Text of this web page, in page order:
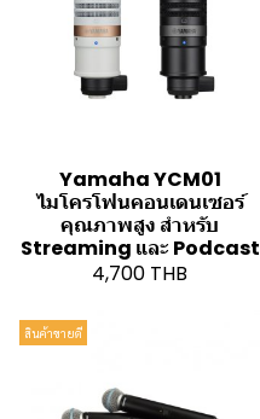
Yamaha YCM01
ไมโครโฟนคอนเดนเซอร์
คุณภาพสูง สำหรับ
Streaming และ Podcast
4,700 THB
สินค้าขายดี